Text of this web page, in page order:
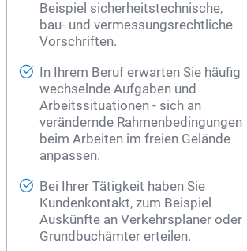
Beispiel sicherheitstechnische,
bau- und vermessungsrechtliche
Vorschriften.
In Ihrem Beruf erwarten Sie häufig
wechselnde Aufgaben und
Arbeitssituationen - sich an
verändernde Rahmenbedingungen
beim Arbeiten im freien Gelände
anpassen.
Bei Ihrer Tätigkeit haben Sie
Kundenkontakt, zum Beispiel
Auskünfte an Verkehrsplaner oder
Grundbuchämter erteilen.